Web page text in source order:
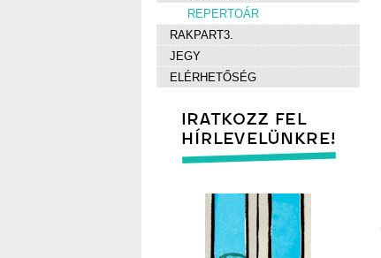
REPERTOÁR
RAKPART3.
JEGY
ELÉRHETŐSÉG